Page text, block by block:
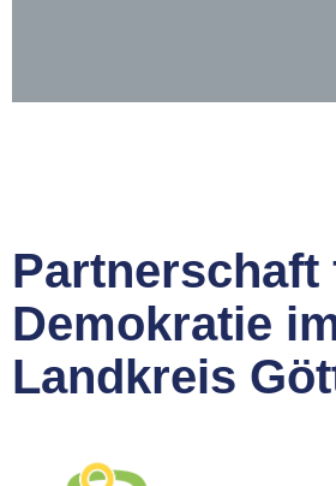
Partnerschaft
Demokratie
Landkreis